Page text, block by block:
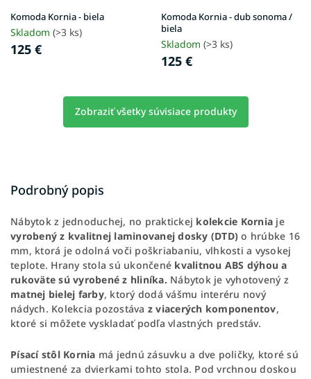
Komoda Kornia - biela
Skladom (>3 ks)
125 €
Komoda Kornia - dub sonoma /
biela
Skladom (>3 ks)
125 €
Zobraziť všetky súvisiace produkty
Podrobný popis
Nábytok z jednoduchej, no praktickej kolekcie Kornia je
vyrobený z kvalitnej laminovanej dosky (DTD) o hrúbke 16
mm, ktorá je odolná voči poškriabaniu, vlhkosti a vysokej
teplote. Hrany stola sú ukončené kvalitnou ABS dýhou a
rukoväte sú vyrobené z hliníka. Nábytok je vyhotovený z
matnej bielej farby, ktorý dodá vášmu interéru nový
nádych. Kolekcia pozostáva z viacerých komponentov,
ktoré si môžete vyskladať podľa vlastných predstáv.
Písací stôl Kornia má jednú zásuvku a dve poličky, ktoré sú
umiestnené za dvierkami tohto stola. Pod vrchnou doskou